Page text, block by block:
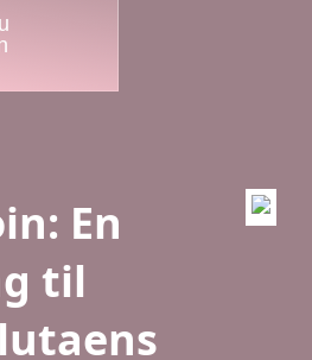
En
til